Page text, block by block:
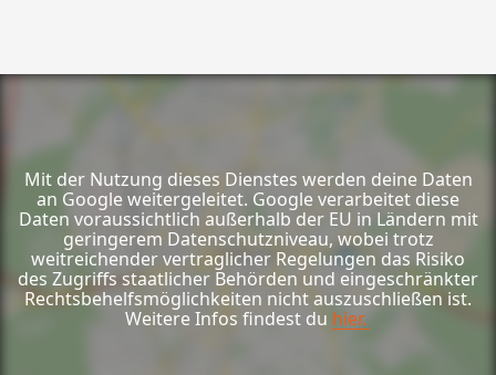
Mit der Nutzung dieses Dienstes werden deine Daten
an Google weitergeleitet. Google verarbeitet diese
Daten voraussichtlich außerhalb der EU in Ländern mit
geringerem Datenschutzniveau, wobei trotz
weitreichender vertraglicher Regelungen das Risiko
des Zugriffs staatlicher Behörden und eingeschränkter
Rechtsbehelfsmöglichkeiten nicht auszuschließen ist.
Weitere Infos findest du hier.